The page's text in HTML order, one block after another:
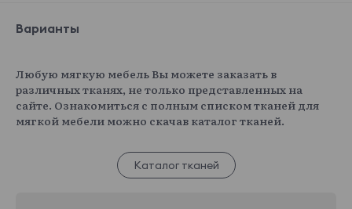
Варианты
Любую мягкую мебель Вы можете заказать в
различных тканях, не только представленных на
сайте. Ознакомиться с полным списком тканей для
мягкой мебели можно скачав каталог тканей.
Каталог тканей